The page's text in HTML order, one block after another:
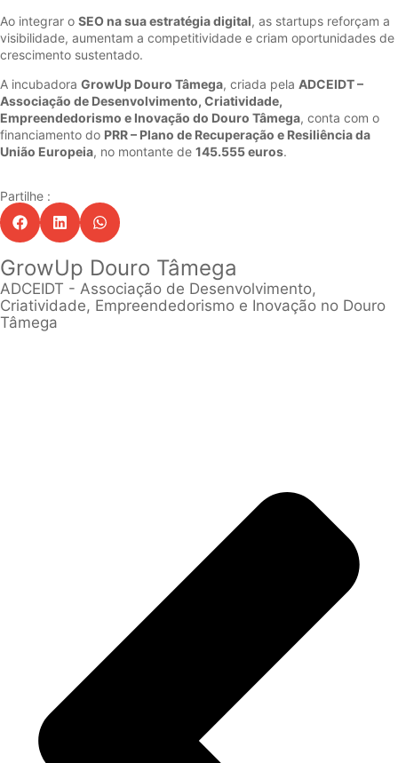
Ao integrar o SEO na sua estratégia digital, as startups reforçam a
visibilidade, aumentam a competitividade e criam oportunidades de
crescimento sustentado.
A incubadora GrowUp Douro Tâmega, criada pela ADCEIDT –
Associação de Desenvolvimento, Criatividade,
Empreendedorismo e Inovação do Douro Tâmega, conta com o
financiamento do PRR – Plano de Recuperação e Resiliência da
União Europeia, no montante de 145.555 euros.
Partilhe :
GrowUp Douro Tâmega
ADCEIDT - Associação de Desenvolvimento,
Criatividade, Empreendedorismo e Inovação no Douro
Tâmega